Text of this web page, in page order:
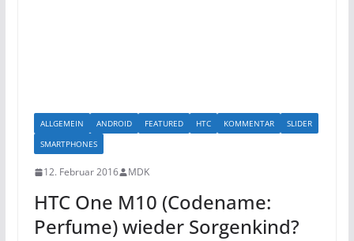
ALLGEMEIN ANDROID FEATURED HTC KOMMENTAR
SLIDER
SMARTPHONES
12. Februar 2016 MDK
HTC One M10 (Codename:
Perfume) wieder Sorgenkind?